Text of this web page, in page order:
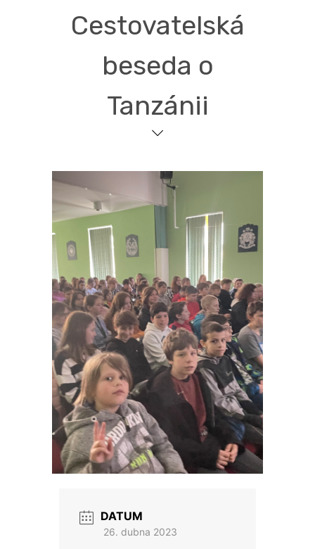
Cestovatelská
beseda o
Tanzánii
DATUM
26. dubna 2023